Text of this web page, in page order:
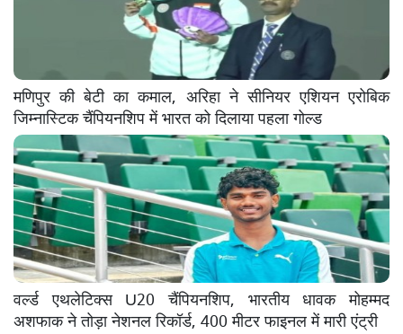
मणिपुर की बेटी का कमाल, अरिहा ने सीनियर एशियन एरोबिक
जिम्नास्टिक चैंपियनशिप में भारत को दिलाया पहला गोल्ड
वर्ल्ड एथलेटिक्स U20 चैंपियनशिप, भारतीय धावक मोहम्मद
अशफाक ने तोड़ा नेशनल रिकॉर्ड, 400 मीटर फाइनल में मारी एंट्री